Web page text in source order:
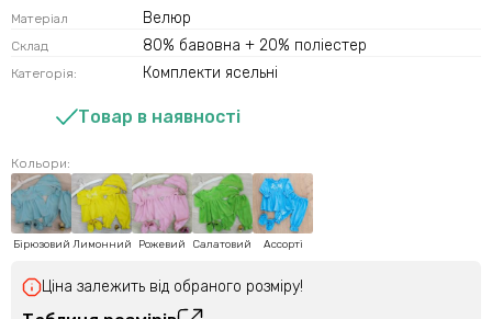
Матеріал Велюр
Склад 80% бавовна + 20% поліестер
Категорія: Комплекти ясельні
Товар в наявності
Кольори:
Бірюзовий Лимонний Рожевий Салатовий Ассорті
Ціна залежить від обраного розміру!